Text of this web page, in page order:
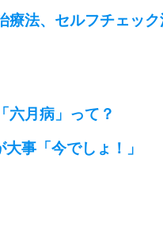
療法、セルフチェッ
六月病」って？
事「今でしょ！」